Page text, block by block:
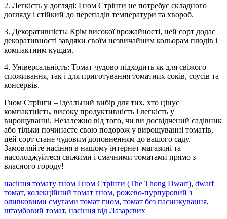
2. Легкість у догляді: Гном Стрінги не потребує складного
догляду і стійкий до перепадів температури та хвороб.
3. Декоративність: Крім високої врожайності, цей сорт додає
декоративності завдяки своїм незвичайним кольорам плодів і
компактним кущам.
4. Універсальність: Томат чудово підходить як для свіжого
споживання, так і для приготування томатних соків, соусів та
консервів.
Гном Стрінги – ідеальний вибір для тих, хто цінує
компактність, високу продуктивність і легкість у
вирощуванні. Незалежно від того, чи ви досвідчений садівник
або тільки починаєте свою подорож у вирощуванні томатів,
цей сорт стане чудовим доповненням до вашого саду.
Замовляйте насіння в нашому інтернет-магазині та
насолоджуйтеся свіжими і смачними томатами прямо з
власного городу!
насіння томату гном Гном Стрінги (The Thong Dwarf), dwarf
томат, колекційний томат гном, рожево-пурпуровий з
оливковими смугами томат гном, томат без пасинкування,
штамбовий томат, насіння від Лазарєвих